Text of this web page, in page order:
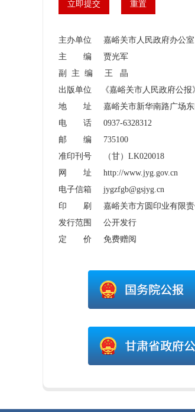
主办单位 嘉峪关市人民政府办公室
主 编 贾光军
副 主 编 王 晶
出版单位 《嘉峪关市人民政府公报
地 址 嘉峪关市新华南路广场东
电 话 0937-6328312
邮 编 735100
准印刊号 （甘）LK020018
网 址 http://www.jyg.gov.cn
电子信箱 jygzfgb@gsjyg.cn
印 刷 嘉峪关市方圆印业有限责
发行范围 公开发行
定 价 免费赠阅